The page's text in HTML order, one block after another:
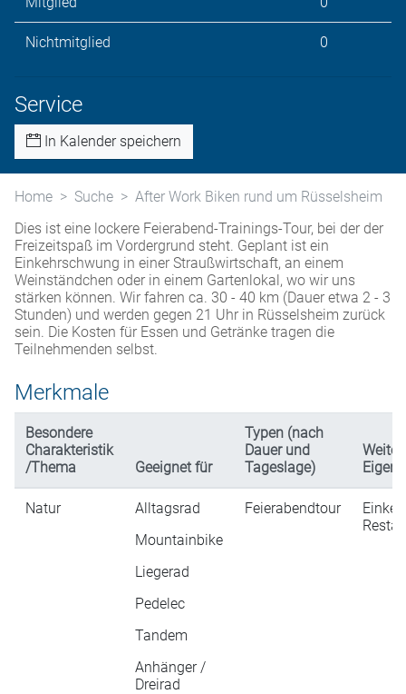
Nichtmitglied 0
Service
In Kalender speichern
Home Suche
After Work Biken rund um Rüsselsheim
Dies ist eine lockere Feierabend-Trainings-Tour, bei der der
Freizeitspaß im Vordergrund steht. Geplant ist ein
Einkehrschwung in einer Straußwirtschaft, an einem
Weinständchen oder in einem Gartenlokal, wo wir uns
stärken können. Wir fahren ca. 30 - 40 km (Dauer etwa 2 - 3
Stunden) und werden gegen 21 Uhr in Rüsselsheim zurück
sein. Die Kosten für Essen und Getränke tragen die
Teilnehmenden selbst.
Merkmale
Besondere
Charakteristik
/Thema
Geeignet für
Typen (nach
Dauer und
Tageslage)
Natur
Alltagsrad
Mountainbike
Liegerad
Pedelec
Tandem
Anhänger /
Dreirad
Feierabendtour